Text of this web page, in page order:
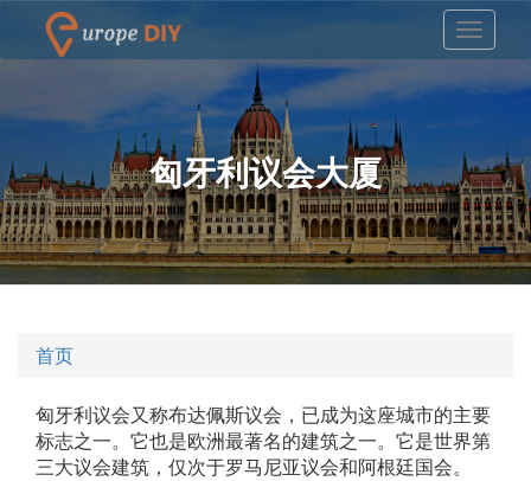
匈牙利议会大厦
首页
匈牙利议会又称布达佩斯议会，已成为这座城市的主要
标志之一。它也是欧洲最著名的建筑之一。它是世界第
三大议会建筑，仅次于罗马尼亚议会和阿根廷国会。